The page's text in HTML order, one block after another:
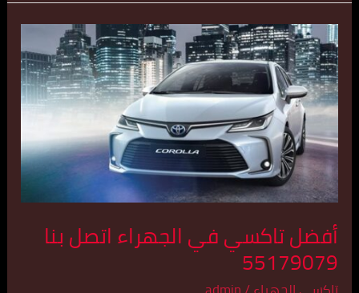
أفضل تاكسي في الجهراء اتصل بنا
55179079
أفضل
تاكسي
في
الجهراء
اتصل
بنا
55179079